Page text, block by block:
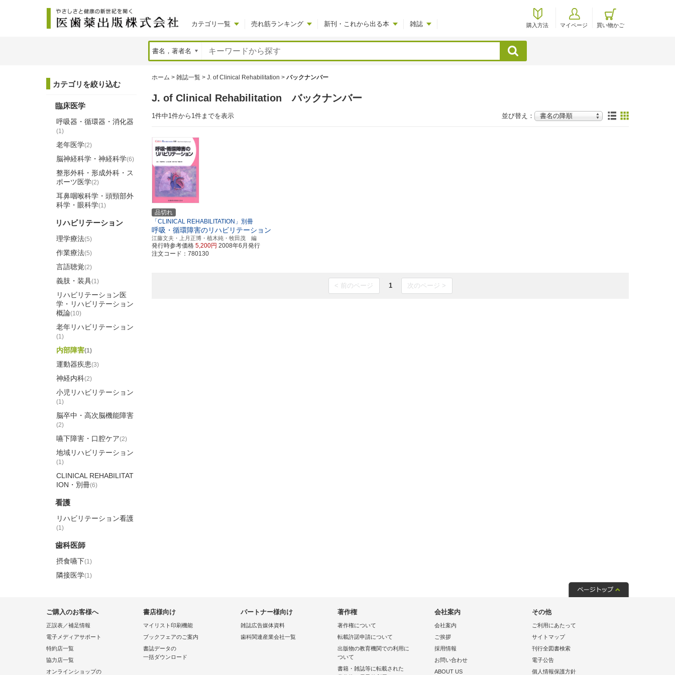
カテゴリ一覧 売れ筋ランキング 新刊・これから出る本 雑誌 購入方法 マイページ 買い物かご
検索
ホーム > 雑誌一覧 > J. of Clinical Rehabilitation > バックナンバー
J. of Clinical Rehabilitation バックナンバー
1件中1件から1件までを表示 並び替え：
品切れ
「CLINICAL REHABILITATION」別冊
呼吸・循環障害のリハビリテーション
江藤文夫・上月正博・植木純・牧田茂 編
発行時参考価格 5,200円 2008年6月発行
注文コード：780130
< 前のページ 1 次のページ >
カテゴリを絞り込む
臨床医学
呼吸器・循環器・消化器
(1)
老年医学(2)
脳神経科学・神経科学(6)
整形外科・形成外科・ス
ポーツ医学(2)
耳鼻咽喉科学・頭頸部外
科学・眼科学(1)
リハビリテーション
理学療法(5)
作業療法(5)
言語聴覚(2)
義肢・装具(1)
リハビリテーション医
学・リハビリテーション
概論(10)
老年リハビリテーション
(1)
内部障害(1)
運動器疾患(3)
神経内科(2)
小児リハビリテーション
(1)
脳卒中・高次脳機能障害
(2)
嚥下障害・口腔ケア(2)
地域リハビリテーション
(1)
CLINICAL REHABILITAT
ION・別冊(6)
看護
リハビリテーション看護
(1)
歯科医師
摂食嚥下(1)
隣接医学(1)
ご購入のお客様へ
正誤表／補足情報
電子メディアサポート
特約店一覧
協力店一覧
オンラインショップの
書店様向け
マイリスト印刷機能
ブックフェアのご案内
書誌データの
一括ダウンロード
パートナー様向け
雑誌広告媒体資料
歯科関連産業会社一覧
著作権
著作権について
転載許諾申請について
出版物の教育機関での利用に
ついて
書籍・雑誌等に転載された
会社案内
会社案内
ご挨拶
採用情報
お問い合わせ
ABOUT US
その他
ご利用にあたって
サイトマップ
刊行全図書検索
電子公告
個人情報保護方針